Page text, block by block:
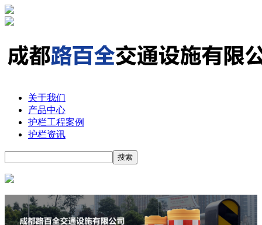
关于我们
产品中心
护栏工程案例
护栏资讯